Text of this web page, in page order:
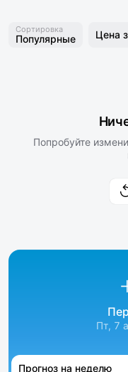
Сортировка
Популярные Цена
Попробуйте
Пт, 7
Прогноз на неделю